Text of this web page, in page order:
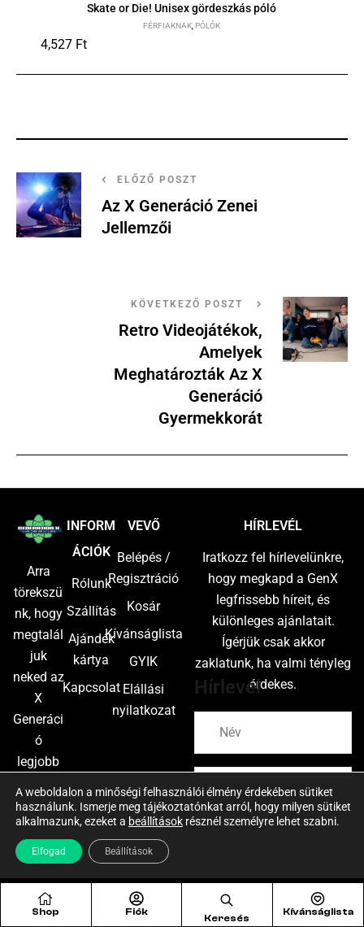
Skate or Die! Unisex gördeszkás póló
FÉRFIAKNAK PÓLÓK
4,527 Ft
ELŐZŐ POSZT
Az X Generáció Zenei
Jellemzői
KÖVETKEZŐ POSZT
Retro Videojátékok,
Amelyek
Meghatározták Az X
Generáció
Gyermekkorát
Shop Fiók
Keresés
Kívánságlista
Arra
törekszü
nk, hogy
megtalál
juk
neked az
X
Generáci
ó
legjobb
und
stílusát,
amelyet
még
soha
nem
INFORM
ÁCIÓK
Rólunk
Szállítás
Ajándék
kártya
Kapcsolat
VEVŐ
Belépés /
Regisztráció
Kosár
Kívánságlista
GYIK
Elállási
nyilatkozat
HÍRLEVÉL
Iratkozz fel hírlevelünkre,
hogy megkapd a GenX
legfrissebb híreit, és
különleges ajánlatait.
Ígérjük csak akkor
zaklatunk, ha valmi tényleg
érdekes.
Hírlevél
A weboldalon a minőségi felhasználói élmény érdekében sütiket
használunk. Ismerje meg tájékoztatónkat arról, hogy milyen sütiket
alkalmazunk, ezeket a beállítások résznél személyre lehet szabni.
Elfogad Beállítások